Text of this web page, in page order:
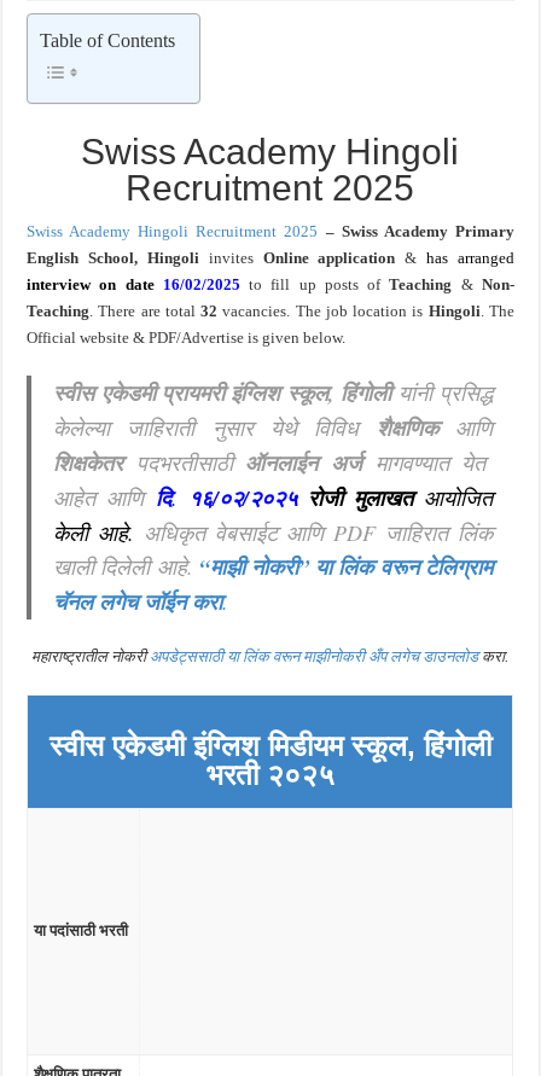
BOB PMO Professional – पदवीधर ; ५ पदभरतीं अंतर्गत नोकरीची संधी
Table of Contents
Swiss Academy Hingoli
Recruitment 2025
Swiss Academy Hingoli Recruitment 2025 – Swiss Academy Primary
English School, Hingoliinvites Online application & has arranged
interview on date 16/02/2025 to fill up posts ofTeaching &Non-
Teaching. There are total32 vacancies. The job location is Hingoli. The
Officialwebsite & PDF/Advertise is given below.
स्वीस एकेडमी प्रायमरी इंग्लिश स्कूल, हिंगोलीयांनी प्रसिद्ध
केलेल्या जाहिराती नुसार येथे विविध शैक्षणिक आणि
शिक्षकेतर पदभरतीसाठी ऑनलाईन अर्जमागवण्यात येत
आहेत आणिदि. १६/०२/२०२५ रोजी मुलाखतआयोजित
केली आहे. अधिकृत वेबसाईट आणि PDF जाहिरात लिंक
खाली दिलेली आहे. “माझी नोकरी” या लिंक वरून टेलिग्राम
चॅनल लगेच जॉईन करा.
महाराष्ट्रातील नोकरीअपडेट्ससाठी या लिंक वरून माझीनोकरी अँप लगेच डाउनलोडकरा.
स्वीस एकेडमी इंग्लिश मिडीयम स्कूल, हिंगोली
भरती २०२५
या पदांसाठी भरती